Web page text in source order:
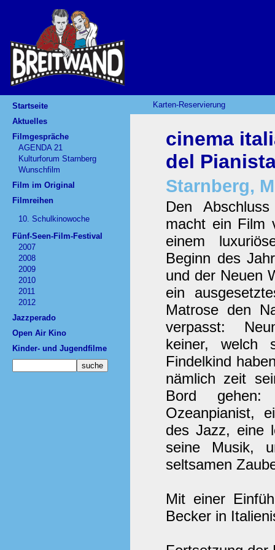
Startseite
Aktuelles
Filmgespräche
AGENDA 21
Kulturforum Starnberg
Wunschfilm
Film im Original
Filmreihen
10. Schulkinowoche
Fünf-Seen-Film-Festival
2007
2008
2009
2010
2011
2012
Jazzperado
Open Air Kino
Kinder- und Jugendfilme
Karten-Reservierung
cinema
del
Starnberg,
Den
macht ein Film
einem
Beginn des
und der Neuen
ein
Matrose den
verpasst:
keiner, welch
Findelkind
nämlich zeit
Bord
Ozeanpianist,
des Jazz, eine
seine Musik,
seltsamen
Mit einer
Becker in